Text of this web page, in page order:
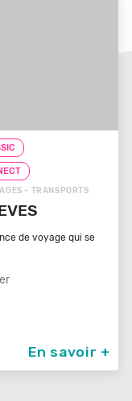
- TRANSPORTS
de voyage qui se
En savoir +